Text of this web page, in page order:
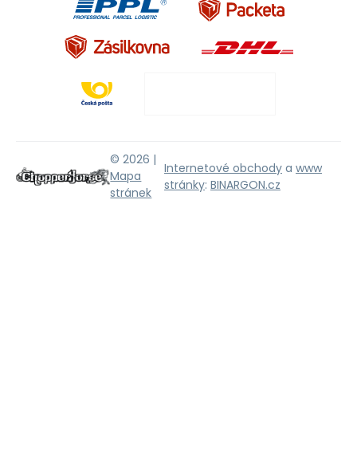
© 2026 |
Mapa
stránek
Internetové obchody a www
stránky: BINARGON.cz